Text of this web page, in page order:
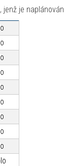
je